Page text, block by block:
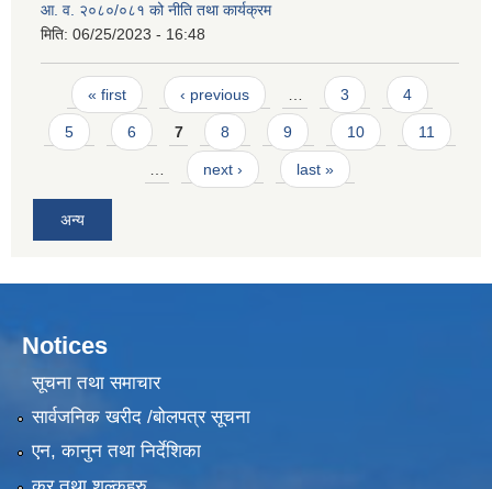
आ. व. २०८०/०८१ को नीति तथा कार्यक्रम
मिति: 06/25/2023 - 16:48
Pages
« first ‹ previous 3 4
5 6 7 8 9 10 11
next › last »
अन्य
Notices
सूचना तथा समाचार
सार्वजनिक खरीद /बोलपत्र सूचना
एन, कानुन तथा निर्देशिका